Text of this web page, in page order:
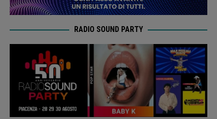
RADIO SOUND PARTY